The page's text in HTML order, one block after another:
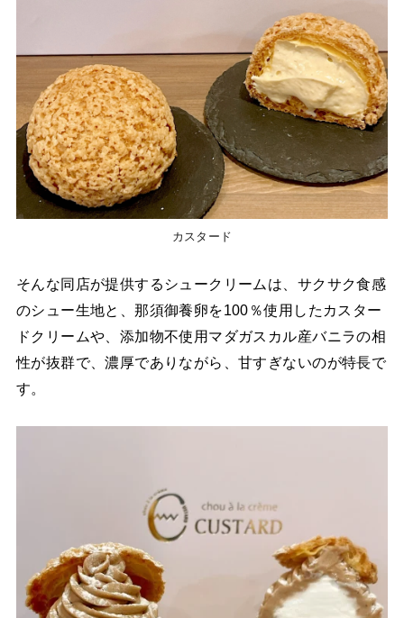
カスタード
そんな同店が提供するシュークリームは、サクサク食感
のシュー生地と、那須御養卵を100％使用したカスター
ドクリームや、添加物不使用マダガスカル産バニラの相
性が抜群で、濃厚でありながら、甘すぎないのが特長で
す。